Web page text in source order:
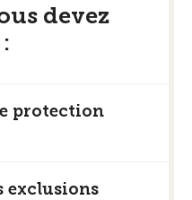
devez
protection
exclusions